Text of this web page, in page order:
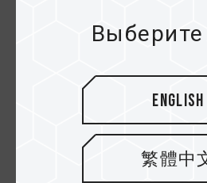
English
繁體中